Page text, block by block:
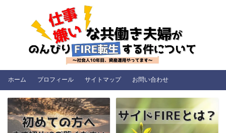
ホーム プロフィール サイトマップ お問い合わせ